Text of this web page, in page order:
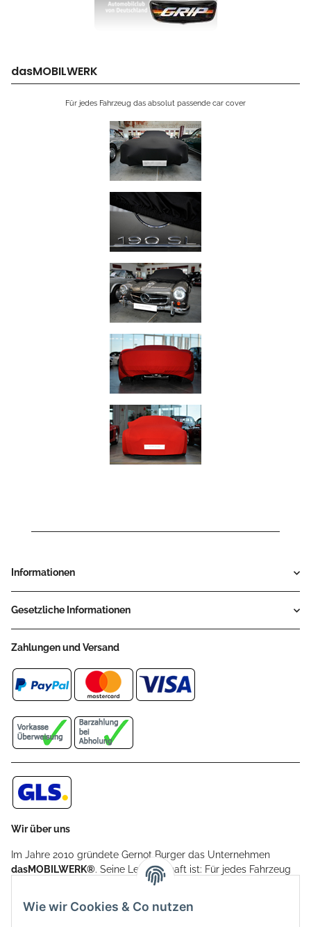
dasMOBILWERK
Für jedes Fahrzeug das absolut passende car cover
Informationen
Gesetzliche Informationen
Zahlungen und Versand
Wir über uns
Im Jahre 2010 gründete Gernot Burger das Unternehmen
dasMOBILWERK®. Seine Leidenschaft ist: Für jedes Fahrzeug
ein Car Cover anzubieten - passgenau und individuell.
Aufgrund der vielen positiven Kundenrückmeldungen kamen
weitere Produkte, wie Reifenschuhe, Hardtopständer hinzu.
Wie wir Cookies & Co nutzen